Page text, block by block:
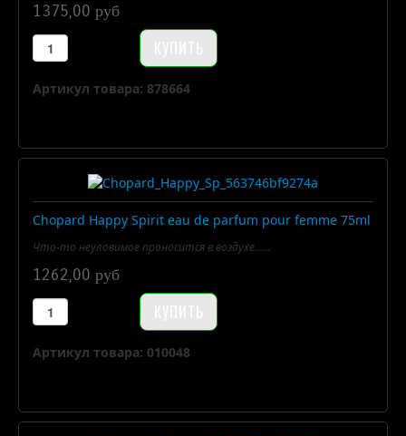
1375,00 руб
Артикул товара: 878664
Chopard Happy Spirit eau de parfum pour femme 75ml
Что-то неуловимое проносится в воздухе…...
1262,00 руб
Артикул товара: 010048